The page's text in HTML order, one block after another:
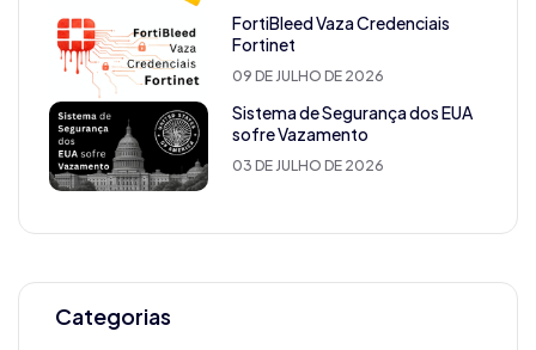
FortiBleed Vaza Credenciais
Fortinet
09 DE JULHO DE 2026
Sistema de Segurança dos EUA
sofre Vazamento
03 DE JULHO DE 2026
Categorias